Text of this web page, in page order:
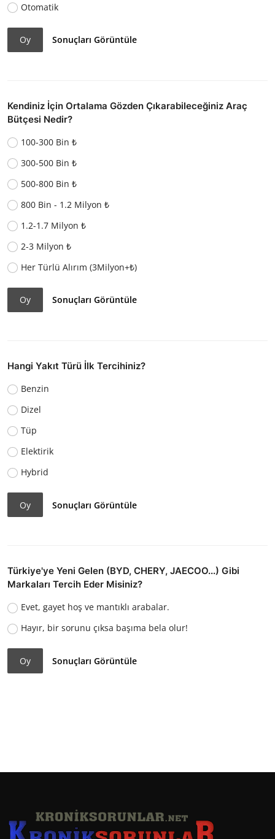
Otomatik
Oy Sonuçları Görüntüle
Kendiniz İçin Ortalama Gözden Çıkarabileceğiniz Araç
Bütçesi Nedir?
100-300 Bin ₺
300-500 Bin ₺
500-800 Bin ₺
800 Bin - 1.2 Milyon ₺
1.2-1.7 Milyon ₺
2-3 Milyon ₺
Her Türlü Alırım (3Milyon+₺)
Oy Sonuçları Görüntüle
Hangi Yakıt Türü İlk Tercihiniz?
Benzin
Dizel
Tüp
Elektirik
Hybrid
Oy Sonuçları Görüntüle
Türkiye'ye Yeni Gelen (BYD, CHERY, JAECOO...) Gibi
Markaları Tercih Eder Misiniz?
Evet, gayet hoş ve mantıklı arabalar.
Hayır, bir sorunu çıksa başıma bela olur!
Oy Sonuçları Görüntüle